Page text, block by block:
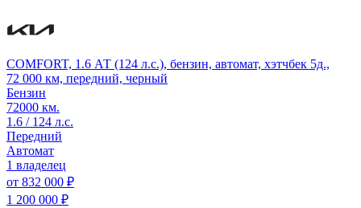
COMFORT, 1.6 АТ (124 л.с.), бензин, автомат, хэтчбек 5д.,
72 000 км, передний, черный
Бензин
72000 км.
1.6 / 124 л.с.
Передний
Автомат
1 владелец
от 832 000 ₽
1 200 000 ₽